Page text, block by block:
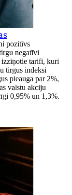
pozitīvs
negatīvi
izziņotie tarifi, kuri
tirgus indeksi
pieauga par 2%,
valstu akciju
0,95% un 1,3%.